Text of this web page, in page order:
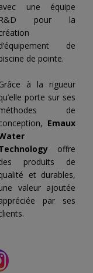
une équipe
R&D pour la
de
de pointe.
à la rigueur
porte sur ses
de
Emaux
offre
produits de
et durables,
valeur ajoutée
par ses